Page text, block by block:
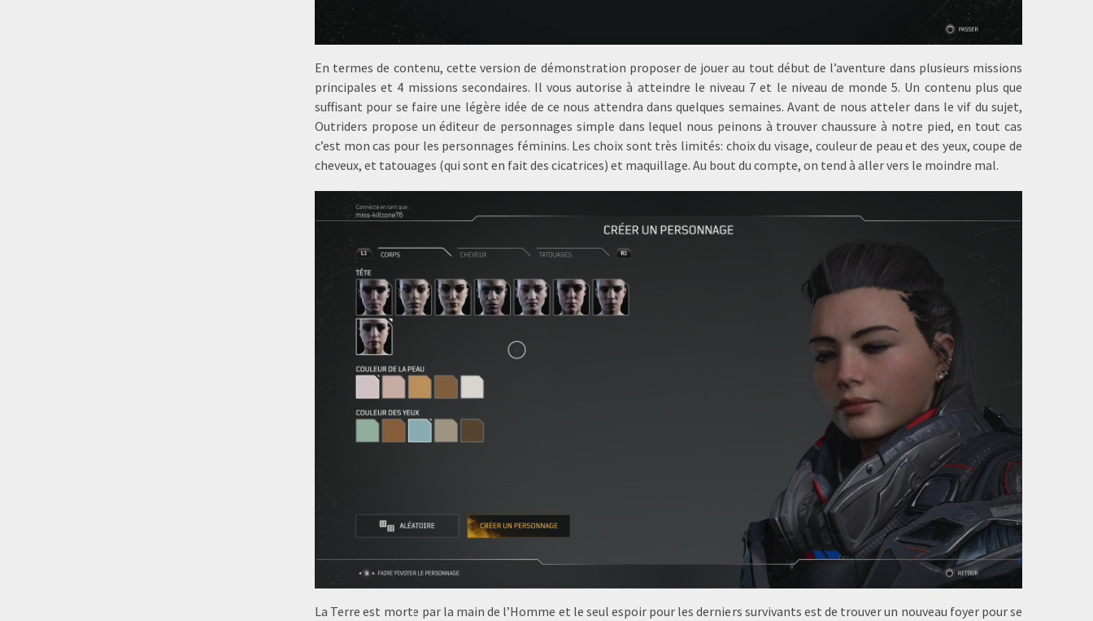
En termes de contenu, cette version de démonstration proposer de jouer au tout début de l’aventure dans plusieurs missions
principales et 4 missions secondaires. Il vous autorise à atteindre le niveau 7 et le niveau de monde 5. Un contenu plus que
suffisant pour se faire une légère idée de ce nous attendra dans quelques semaines. Avant de nous atteler dans le vif du sujet,
Outriders propose un éditeur de personnages simple dans lequel nous peinons à trouver chaussure à notre pied, en tout cas
c’est mon cas pour les personnages féminins. Les choix sont très limités: choix du visage, couleur de peau et des yeux, coupe de
cheveux, et tatouages (qui sont en fait des cicatrices) et maquillage. Au bout du compte, on tend à aller vers le moindre mal.
La Terre est morte par la main de l’Homme et le seul espoir pour les derniers survivants est de trouver un nouveau foyer pour se